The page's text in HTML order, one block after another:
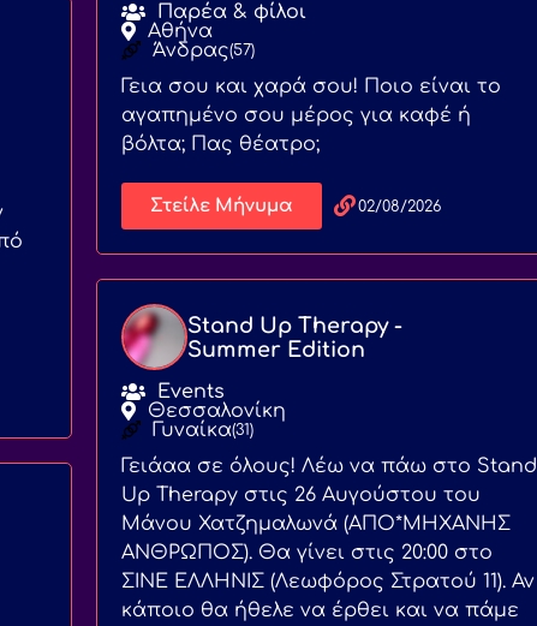
Παρέα & φίλοι
Αθήνα
Άνδρας(57)
Γεια σου και χαρά σου! Ποιο είναι το
αγαπημένο σου μέρος για καφέ ή
βόλτα; Πας θέατρο;
Στείλε Μήνυμα 02/08/2026
Stand Up Therapy -
Summer Edition
Events
Θεσσαλονίκη
Γυναίκα(31)
Γειάαα σε όλους! Λέω να πάω στο Stand
Up Therapy στις 26 Αυγούστου του
Μάνου Χατζημαλωνά (ΑΠΟ*ΜΗΧΑΝΗΣ
ΑΝΘΡΩΠΟΣ). Θα γίνει στις 20:00 στο
ΣΙΝΕ ΕΛΛΗΝΙΣ (Λεωφόρος Στρατού 11). Αν
κάποιο θα ήθελε να έρθει και να πάμε